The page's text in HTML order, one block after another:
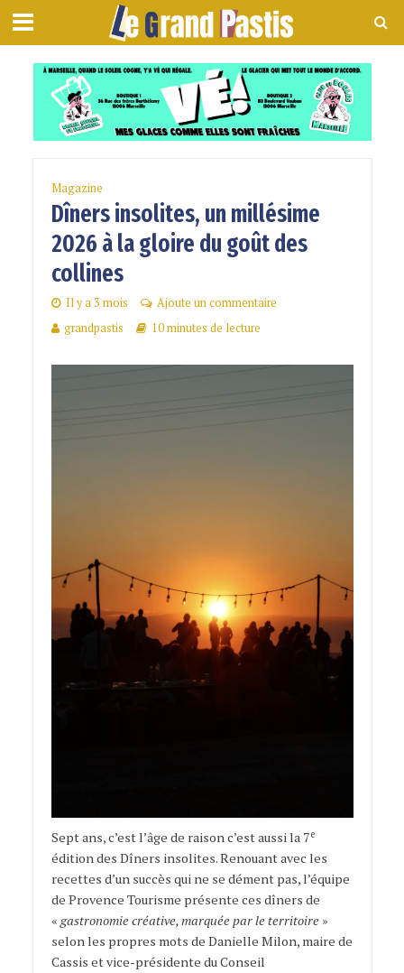
Magazine
Dîners insolites, un millésime
2026 à la gloire du goût des
collines
Il y a 3 mois
Ajoute un commentaire
grandpastis
10 minutes de lecture
Sept ans, c’est l’âge de raison c’est aussi la 7e
édition des Dîners insolites. Renouant avec les
recettes d’un succès qui ne se dément pas, l’équipe
de Provence Tourisme présente ces dîners de
« gastronomie créative, marquée par le territoire»
selon les propres mots de Danielle Milon, maire de
Cassis et vice-présidente du Conseil